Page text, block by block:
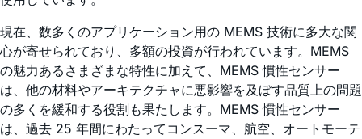
現在、数多くのアプリケーション用の MEMS 技術に多大な関
心が寄せられており、多額の投資が行われています。MEMS
の魅力あるさまざまな特性に加えて、MEMS 慣性センサー
は、他の材料やアーキテクチャに悪影響を及ぼす品質上の問題
の多くを緩和する役割も果たします。MEMS 慣性センサー
は、過去 25 年間にわたってコンスーマ、航空、オートモーテ